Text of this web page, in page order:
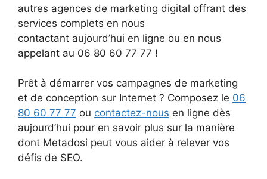
autres agences de marketing digital offrant des
services complets en nous
contactant aujourd’hui en ligne ou en nous
appelant au 06 80 60 77 77 !
Prêt à démarrer vos campagnes de marketing
et de conception sur Internet ? Composez le 06
80 60 77 77 ou contactez-nous en ligne dès
aujourd’hui pour en savoir plus sur la manière
dont Metadosi peut vous aider à relever vos
défis de SEO.